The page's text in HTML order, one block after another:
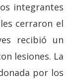
integrantes
cerraron el
recibió un
lesiones. La
por los